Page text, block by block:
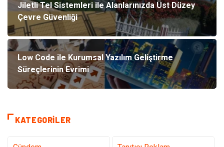
Jiletli Tel Sistemleri ile Alanlarınızda Üst Düzey
Çevre Güvenliği
Low Code ile Kurumsal Yazılım Geliştirme
Süreçlerinin Evrimi
KATEGORILER